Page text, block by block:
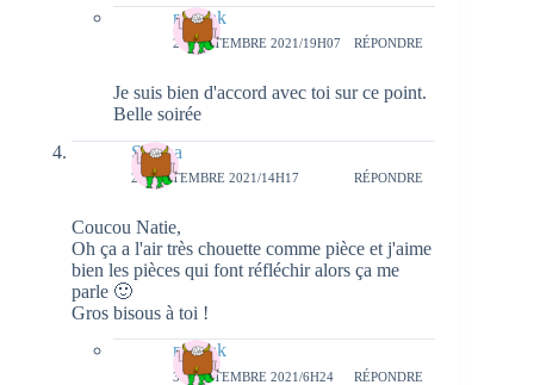
natieak
29 SEPTEMBRE 2021/19H07 RÉPONDRE
Je suis bien d'accord avec toi sur ce point.
Belle soirée
Serena
28 SEPTEMBRE 2021/14H17 RÉPONDRE
Coucou Natie,
Oh ça a l'air très chouette comme pièce et j'aime
bien les pièces qui font réfléchir alors ça me
parle 🙂
Gros bisous à toi !
natieak
30 SEPTEMBRE 2021/6H24 RÉPONDRE